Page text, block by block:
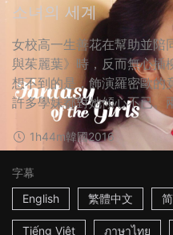
소녀의 세계
女校高一生善花在幫助並陪
與茱麗葉》時，反而無心插
想不到的是，飾演羅密歐的
許多學妹都對她傾心不已。
1h44m韓國2016
字幕
English
繁體中文
Tiếng Việt ภาษาไทย